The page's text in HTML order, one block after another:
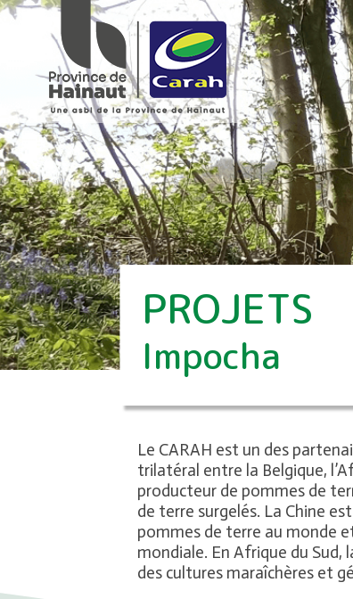
PROJETS
Impocha
Le CARAH est un des
trilatéral entre la Belgique,
producteur de pommes de
de terre surgelés. La Chine
pommes de terre au monde
mondiale. En Afrique du
des cultures maraîchères et